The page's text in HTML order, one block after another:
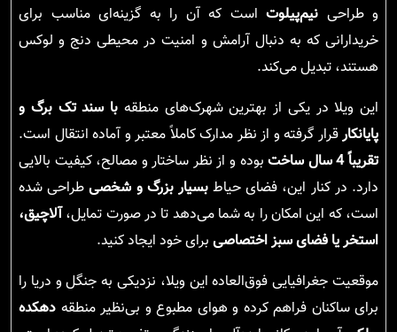
و طراحی نیم‌پیلوت است که آن را به گزینه‌ای مناسب برای
خریدارانی که به دنبال آرامش و امنیت در محیطی دنج و لوکس
هستند، تبدیل می‌کند.
این ویلا در یکی از بهترین شهرک‌های منطقه با سند تک برگ و
پایانکارقرار گرفته و از نظر مدارک کاملاً معتبر و آماده انتقال است.
تقریباً 4 سال ساخت
بوده و از نظر ساختار و مصالح، کیفیت بالایی
دارد. در کنار این، فضای حیاطبسیار بزرگ و شخصیطراحی شده
است، که این امکان را به شما می‌دهد تا در صورت تمایل،آلاچیق،
استخر یا فضای سبز اختصاصی برای خود ایجاد کنید.
موقعیت جغرافیایی فوق‌العاده این ویلا، نزدیکی به جنگل و دریا را
برای ساکنان فراهم کرده و هوای مطبوع و بی‌نظیر منطقه دهکده